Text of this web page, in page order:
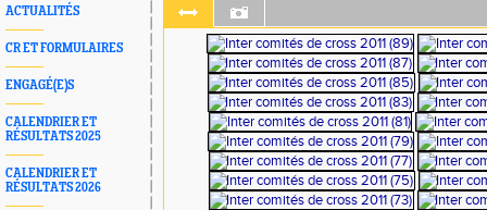
ACTUALITÉS
CR ET FORMULAIRES
ENGAGÉ(E)S
CALENDRIER ET
RÉSULTATS 2025
CALENDRIER ET
RÉSULTATS 2026